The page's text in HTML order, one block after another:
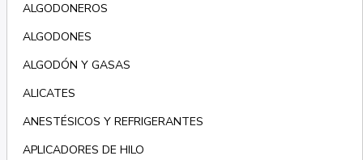
ALGODONEROS
ALGODONES
ALGODÓN Y GASAS
ALICATES
ANESTÉSICOS Y REFRIGERANTES
APLICADORES DE HILO